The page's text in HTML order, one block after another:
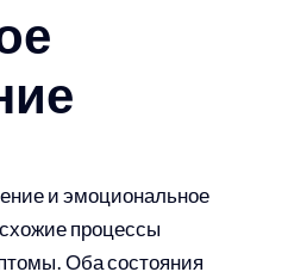
и эмоциональное
процессы
Оба состояния